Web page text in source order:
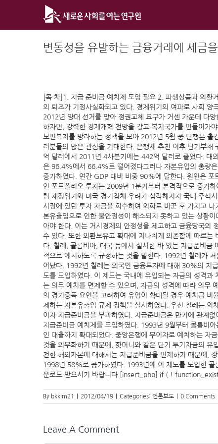
변동성을 유발하는 금융거래에 세금
[목 차]1. 지급 준비금 예치제 도입 필요 2. 파생상품과 외
의 퇴조가 기정사실화되고 있다. 경제위기의 여파로 사회 양
2012년 양대 선거를 맞아 정권교체 요구가 거센 가운데 다
하자면, 강력한 경제개혁 전망을 갖고 복지국가를 만들어가
보편복지를 망라하는 정책을 모아 2012년 5월 중 단행본 출
러분들의 많은 관심을 기대한다. 은행세 추진 이후 단기부
억 달러에서 2011년 4사분기에는 442억 달러로 줄었다. 대
은 96.4%에서 66.4%로 떨어졌다그러나 자본유입의 총량
증가하였다. 연간 GDP 대비 비중 90%에 달한다. 원인은
인 포트폴리오 투자는 2009년 1분기부터 본격적으로 증가
럽 재정위기와 미국 경기침체 우려가 심각해지자 국내 주식
시장에 있던 투자 자금을 회수하여 외화로 바꾼 후 가지고
본유출입으로 인한 불안정성이 해소되지 못하고 있는 상황
아야 한다. 이는 거시경제의 안정성을 제고하고 금융당국의
수 있다. 또한 외환보유고 확대에 지나치게 의존함에 따르
다. 칠레, 콜롬비아, 태국 등에서 실시한 바 있는 지급준비
적으로 예치하도록 규정하는 것을 말한다. 1992년 칠레가
어났다. 1992년 칠레는 외국인 금융투자에 대해 30%의 지
도를 도입하였다. 이 제도는 국내에 유입되는 자금의 성격
는 의무 예치를 면제할 수 있으며, 자금의 성격에 따라 의무
의 경기증폭 요인을 고려하여 유입이 확대될 경우 예치금
제하는 자본유출입 규제 정책을 실시하였다. 우선 칠레는
이자 지급준비금을 부과하였다. 지급준비금은 만기에 관계
지급준비금 예치제를 도입하였다. 1993년 9월부터 콜롬비
인 대출까지 확대되었다. 중앙은행에 무이자로 예치하는 자
것을 의무화하기 때문에, 핫머니와 같은 단기 투기자금의
전한 해외자본에 대해서는 지급준비금을 면제하기 때문에,
1998년 58%로 증가하였다. 1993년에 이 제도를 도입한
운로드 받으시기 바랍니다.[insert_php] if ( !
By bkkim21 2012/04/19 Categories: 언론보도 0 Comments
Leave A Comment